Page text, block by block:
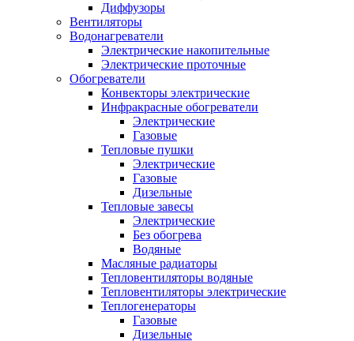
Диффузоры
Вентиляторы
Водонагреватели
Электрические накопительные
Электрические проточные
Обогреватели
Конвекторы электрические
Инфракрасные обогреватели
Электрические
Газовые
Тепловые пушки
Электрические
Газовые
Дизельные
Тепловые завесы
Электрические
Без обогрева
Водяные
Масляные радиаторы
Тепловентиляторы водяные
Тепловентиляторы электрические
Теплогенераторы
Газовые
Дизельные